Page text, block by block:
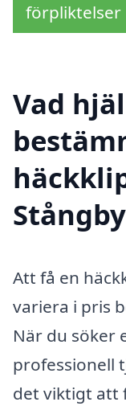
förpliktelser
Vad
Att få en
variera i pris
När du söker
professionell
det viktigt att